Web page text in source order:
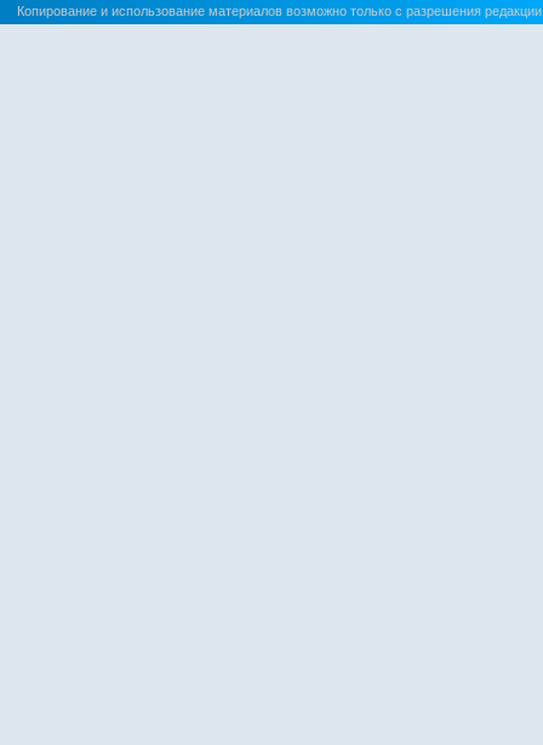
Копирование и использование материалов возможно только с разрешения